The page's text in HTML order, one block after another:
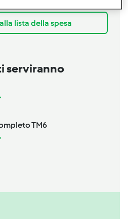
lista della spesa
serviranno
TM6